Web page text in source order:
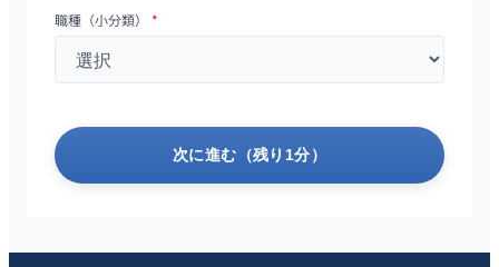
職種（小分類） *
次に進む（残り1分）